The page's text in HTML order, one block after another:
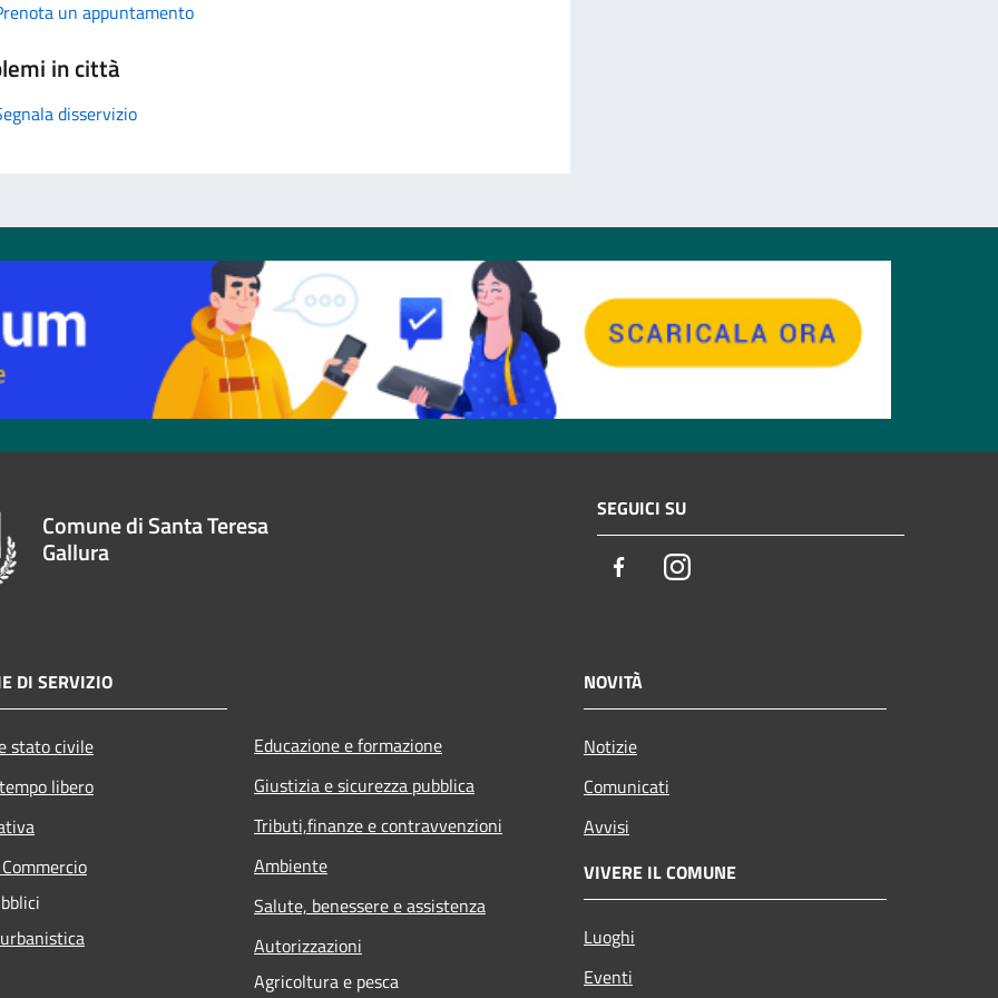
un appuntamento
in città
disservizio
Comune di Santa Teresa
Gallura
SEGUICI SU
FacebookInstagram
DI SERVIZIO
stato civile
libero
Educazione e formazione
Giustizia e sicurezza pubblica
Tributi,finanze e contravvenzioni
Ambiente
Salute, benessere e assistenza
Autorizzazioni
Agricoltura e pesca
NOVITÀ
Notizie
Comunicati
Avvisi
VIVERE IL COMUNE
Luoghi
Eventi